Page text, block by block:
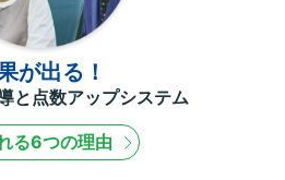
が出る！
と点数アップシステム
る6つの理由